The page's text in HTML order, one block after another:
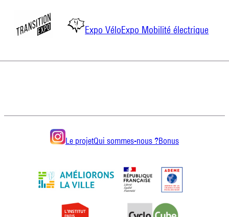
Expo VéloExpo Mobilité électrique
Tooltip Style :infobulle-
BD
Le projetQui sommes-nous ?Bonus